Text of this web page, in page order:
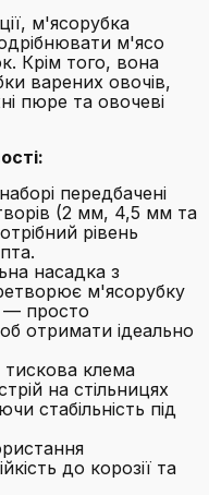
м'ясорубка
м'ясо
Крім того, вона
варених овочів,
пюре та овочеві
передбачені
(2 мм, 4,5 мм та
рівень
насадка з
м'ясорубку
— просто
отримати ідеально
клема
на стільницях
стабільність під
до корозії та